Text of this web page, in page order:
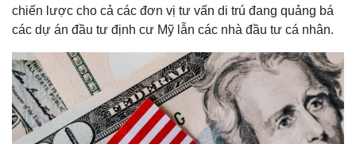
chiến lược cho cả các đơn vị tư vấn di trú đang quảng bá
các dự án đầu tư định cư Mỹ lẫn các nhà đầu tư cá nhân.